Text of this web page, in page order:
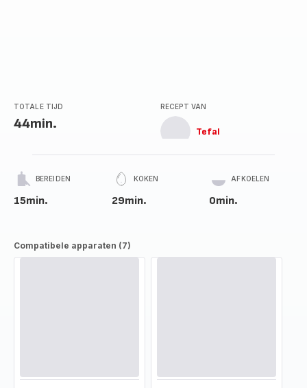
TOTALE TIJD
44min.
RECEPT VAN
Tefal
BEREIDEN
15min.
KOKEN
29min.
AFKOELEN
0min.
Compatibele apparaten (7)